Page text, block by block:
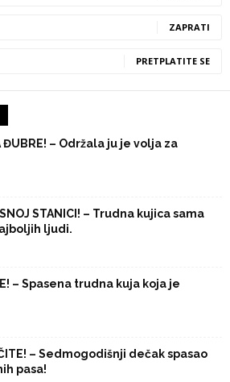
ZAPRATI
PRETPLATITE SE
ĐUBRE! – Održala ju je volja za
STANICI! – Trudna kujica sama
ljudi.
– Spasena trudna kuja koja je
– Sedmogodišnji dečak spasao
pasa!